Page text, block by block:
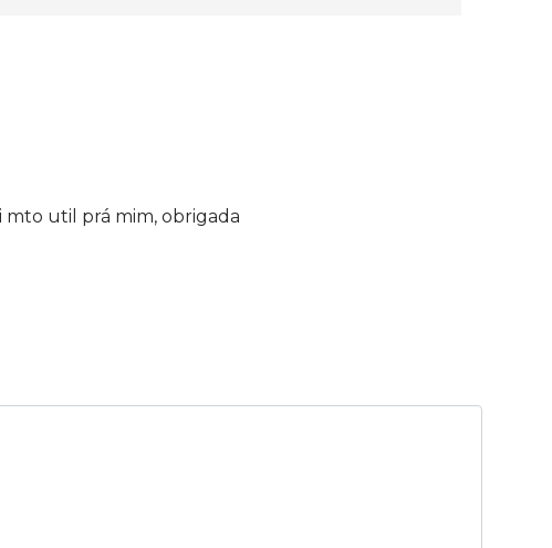
mto util prá mim, obrigada